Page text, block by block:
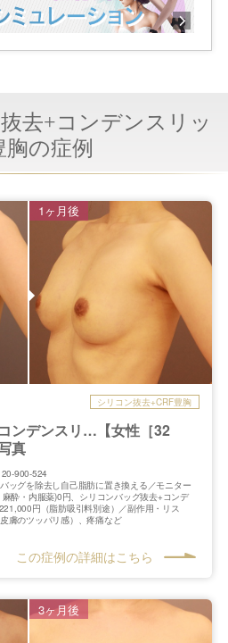
去+コンデンスリッ
胸の症例
シリコン抜去+CRF豊胸
ンデンスリ…【女性［32
真
1ヶ月後
900-524
ッグを除去し自己脂肪に置き換える／モニター
酔・内服薬)0円、シリコンバッグ抜去+コンデ
円（脂肪吸引料別途）／副作用・リス
膚のツッパリ感）、疼痛など
この症例の詳細はこちら
3ヶ月後